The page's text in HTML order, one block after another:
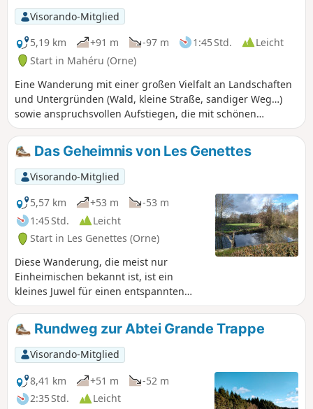
Visorando-Mitglied
5,19 km
+91 m -97 m 1:45 Std.
Leicht
Start in Mahéru (Orne)
Eine Wanderung mit einer großen Vielfalt an Landschaften
und Untergründen (Wald, kleine Straße, sandiger Weg…)
sowie anspruchsvollen Aufstiegen, die mit schönen
Ausblicken belohnt werden.
Das Geheimnis von Les Genettes
Visorando-Mitglied
5,57 km
+53 m
-53 m
1:45 Std.
Leicht
Start in Les Genettes (Orne)
Diese Wanderung, die meist nur
Einheimischen bekannt ist, ist ein
kleines Juwel für einen entspannten
Ausflug mit Freunden oder zu zweit.
Unterwegs begegnet man vielen Tieren,
darunter Wildtiere, aber auch Esel,
Percherons, Schafe oder Ziegen.
Rundweg zur Abtei Grande Trappe
Visorando-Mitglied
8,41 km
+51 m
-52 m
2:35 Std.
Leicht